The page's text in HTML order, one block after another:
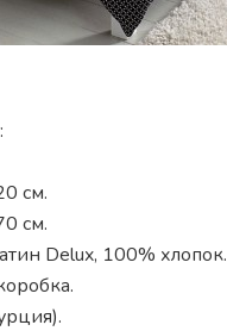
см.
см.
Delux, 100% хлопок.